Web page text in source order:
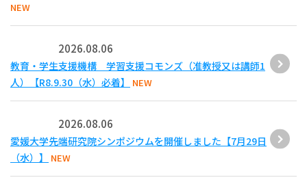
NEW
2026.08.06
教育・学生支援機構 学習支援コモンズ（准教授又は講師1
人）【R8.9.30（水）必着】
NEW
2026.08.06
愛媛大学先端研究院シンポジウムを開催しました【7月29日
（水）】
NEW